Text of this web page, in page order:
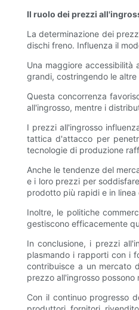
Il ruolo dei prezzi
La determinazione dei
dischi freno. Influenza il
Una maggiore
grandi, costringendo le
Questa concorrenza
all'ingrosso, mentre i
I prezzi all'ingrosso
tattica d'attacco per
tecnologie di produzione
Anche le tendenze del
e i loro prezzi per
prodotto più rapidi e in
Inoltre, le politiche
gestiscono efficacemente
In conclusione, i prezzi
plasmando i rapporti con i
contribuisce a un mercato
prezzo all'ingrosso
Con il continuo progresso